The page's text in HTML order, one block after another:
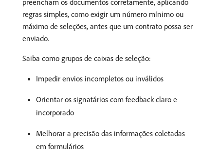
preencham os documentos corretamente, aplicando
regras simples, como exigir um número mínimo ou
máximo de seleções, antes que um contrato possa ser
enviado.
Saiba como grupos de caixas de seleção:
Impedir envios incompletos ou inválidos
Orientar os signatários com feedback claro e
incorporado
Melhorar a precisão das informações coletadas
em formulários